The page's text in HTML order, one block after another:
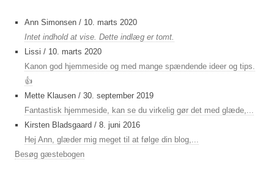
Ann Simonsen / 10. marts 2020
Intet indhold at vise. Dette indlæg er tomt.
Lissi / 10. marts 2020
Kanon god hjemmeside og med mange spændende ideer og tips.
👍
Mette Klausen / 30. september 2019
Fantastisk hjemmeside, kan se du virkelig gør det med glæde,...
Kirsten Bladsgaard / 8. juni 2016
Hej Ann, glæder mig meget til at følge din blog,...
Besøg gæstebogen